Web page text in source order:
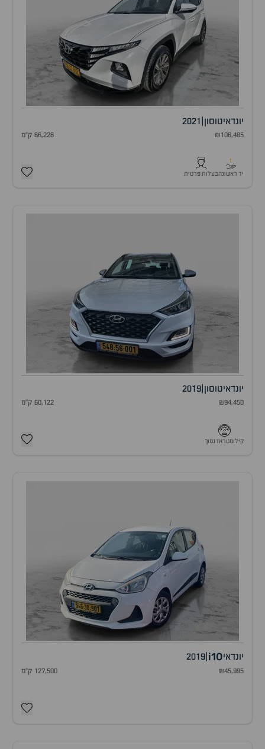
יונדאיטוסון 2021
₪106,485 66,226 ק"מ
1
יד ראשונהבעלות פרטית
יונדאיטוסון 2019
₪94,450 60,122 ק"מ
קילומטראז נמוך
יונדאיi10
2019
₪45,995 127,500 ק"מ